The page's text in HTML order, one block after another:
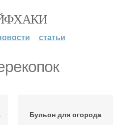
статьи
Бульон для огорода